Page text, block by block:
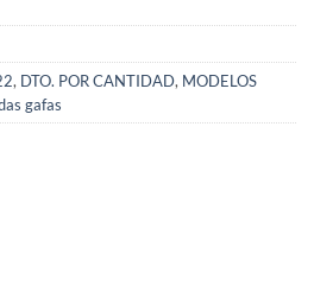
, DTO. POR CANTIDAD, MODELOS
gafas